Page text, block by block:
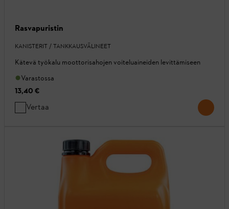
Rasvapuristin
KANISTERIT / TANKKAUSVÄLINEET
Kätevä työkalu moottorisahojen voiteluaineiden levittämiseen
Varastossa
13,40 €
Vertaa